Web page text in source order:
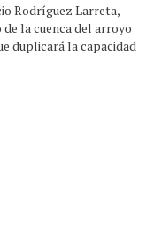
Rodríguez Larreta,
la cuenca del arroyo
duplicará la capacidad